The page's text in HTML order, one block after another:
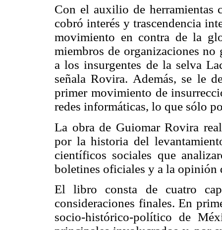
Con el auxilio de herramientas
cobró interés y trascendencia
movimiento en contra de la
miembros de organizaciones
a los insurgentes de la selva
señala Rovira. Además, se le
primer movimiento de
redes informáticas, lo que sólo
La obra de Guiomar Rovira
por la historia del
científicos sociales que
boletines oficiales y a la
El libro consta de cuatro
consideraciones finales. En
socio-histórico-político de